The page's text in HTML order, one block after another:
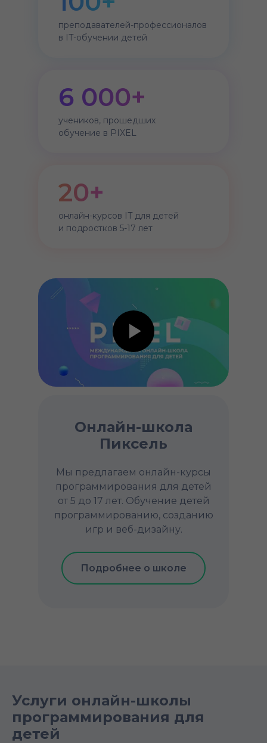
преподавателей-профессионалов
в IT-обучении детей
учеников, прошедших
обучение в PIXEL
онлайн-курсов IT для детей
и подростков 5-17 лет
20+
6 000+
Мы предлагаем онлайн-курсы
программирования для детей
от 5 до 17 лет. Обучение детей
программированию, созданию
игр и веб-дизайну.
Онлайн-школа
Пиксель
Подробнее о школе
Услуги онлайн-школы
программирования для
детей